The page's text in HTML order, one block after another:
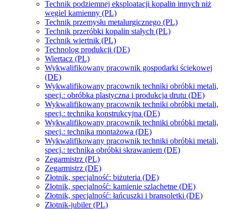
Technik podziemnej eksploatacji kopalin innych niż
węgiel kamienny (PL)
Technik przemysłu metalurgicznego (PL)
Technik przeróbki kopalin stałych (PL)
Technik wiertnik (PL)
Technolog produkcji (DE)
Wiertacz (PL)
Wykwalifikowany pracownik gospodarki ściekowej
(DE)
Wykwalifikowany pracownik techniki obróbki metali,
specj.: obróbka plastyczna i produkcja drutu (DE)
Wykwalifikowany pracownik techniki obróbki metali,
specj.: technika konstrukcyjna (DE)
Wykwalifikowany pracownik techniki obróbki metali,
specj.: technika montażowa (DE)
Wykwalifikowany pracownik techniki obróbki metali,
specj.: technika obróbki skrawaniem (DE)
Zegarmistrz (PL)
Zegarmistrz (DE)
Złotnik, specjalność: biżuteria (DE)
Złotnik, specjalność: kamienie szlachetne (DE)
Złotnik, specjalność: łańcuszki i bransoletki (DE)
Złotnik-jubiler (PL)